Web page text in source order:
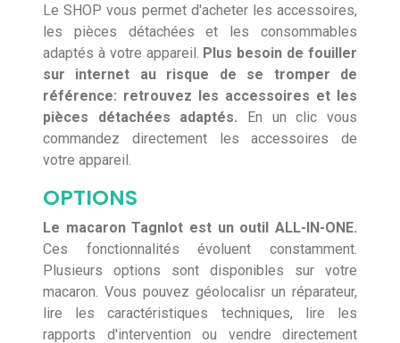
Le SHOP vous permet d'acheter les accessoires,
les pièces détachées et les consommables
adaptés à votre appareil. Plus besoin de fouiller
sur internet au risque de se tromper de
référence: retrouvez les accessoires et les
pièces détachées adaptés. En un clic vous
commandez directement les accessoires de
votre appareil.
OPTIONS
Le macaron TagnIot est un outil ALL-IN-ONE.
Ces fonctionnalités évoluent constamment.
Plusieurs options sont disponibles sur votre
macaron. Vous pouvez géolocalisr un réparateur,
lire les caractéristiques techniques, lire les
rapports d'intervention ou vendre directement